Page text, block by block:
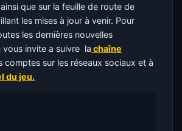
que sur la feuille de route de
les mises à jour à venir. Pour
les dernières nouvelles
vous invite a suivre la chaîne
comptes sur les réseaux sociaux et à
du jeu.